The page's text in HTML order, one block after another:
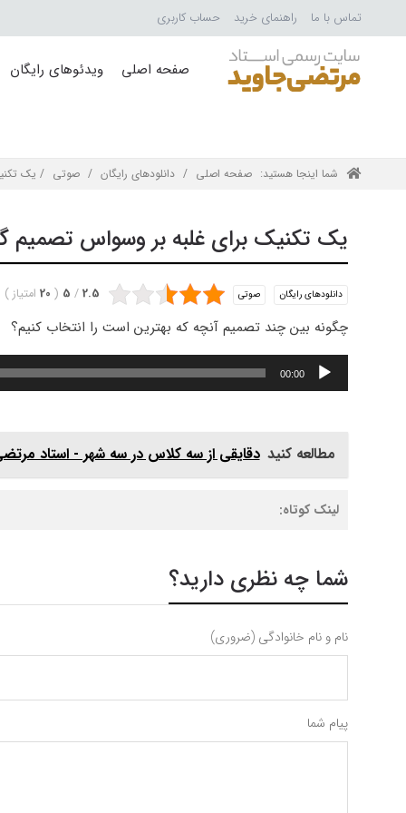
تماس با ما راهنمای خرید حساب کاربری
صفحه اصلی ویدئوهای رایگان
شما اینجا هستید: صفحه اصلی / دانلودهای رایگان / صوتی / یک
یک تکنیک برای غلبه بر وسواس تصمیم
دانلودهای رایگان صوتی 2.5
/
5
(
20 امتیاز)
چگونه بین چند تصمیم آنچه که بهترین است را انتخاب کنیم؟
پخش‌کننده
صوت
00:00
مطالعه کنید دقایقی از سه کلاس در سه شهر - استاد
لینک کوتاه:
شما چه نظری دارید؟
نام و نام خانوادگی (ضروری)
پیام شما